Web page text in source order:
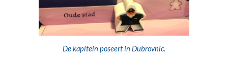
De kapitein poseert in Dubrovnic.